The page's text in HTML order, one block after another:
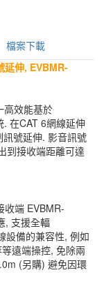
檔案下載
延伸, EVBMR-
高效能基於
在CAT 6網線延伸
號延伸. 影音訊號
到接收端距離可達
收端 EVBMR-
, 支援全輻
設備的兼容性, 例如
遠端操控, 免除兩
(另購) 避免因環